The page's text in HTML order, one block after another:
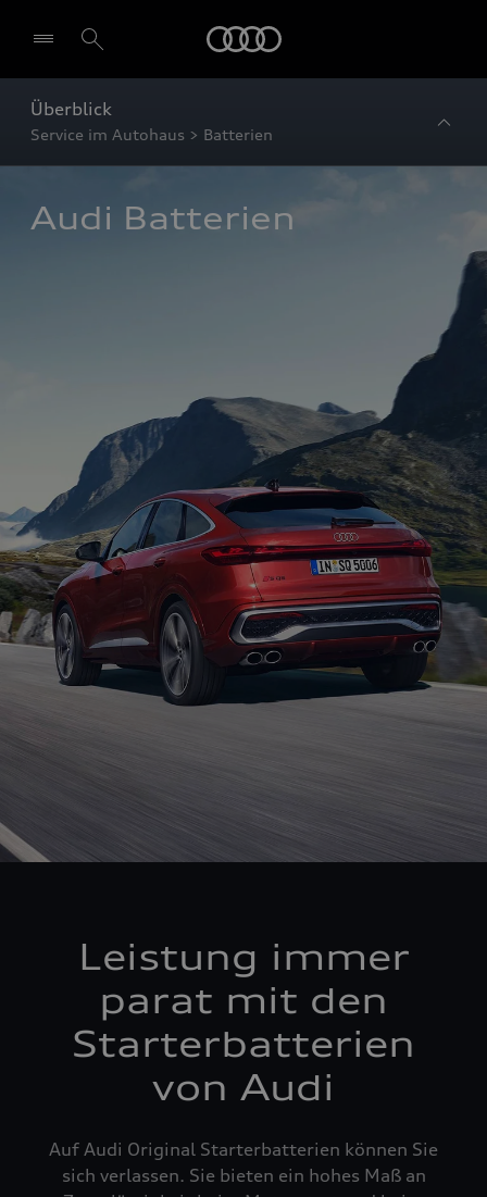
Überblick
Service im Autohaus > Batterien
Audi Batterien
Leistung immer
parat mit den
Starterbatterien
von Audi
Auf Audi Original Starterbatterien können Sie
sich verlassen. Sie bieten ein hohes Maß an